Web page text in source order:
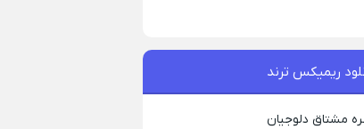
ریمیکس ترند
مشتاق دلوجیان